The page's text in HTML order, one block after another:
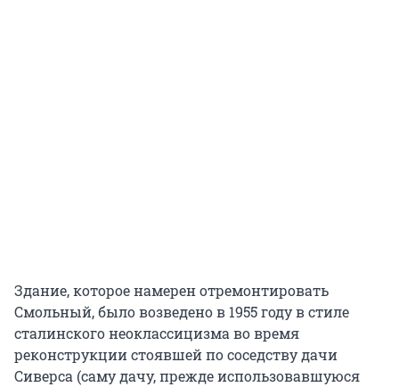
Здание, которое намерен отремонтировать
Смольный, было возведено в 1955 году в стиле
сталинского неоклассицизма во время
реконструкции стоявшей по соседству дачи
Сиверса (саму дачу, прежде использовавшуюся